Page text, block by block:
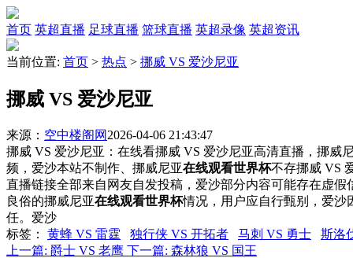
首页 英超直播 足球直播 篮球直播 英超录像 英超资讯
当前位置: 首页 > 热点 > 挪威 VS 爱沙尼亚
挪威 VS 爱沙尼亚
来源： 空中楼阁网 2026-04-06 21:43:47
挪威 VS 爱沙尼亚：在线看挪威 VS 爱沙尼亚高清直播，挪威
频，爱沙本站不制作、挪威尼亚在线观看世界杯不存挪威 VS
直播链接全部来自网友自发投稿，爱沙部分内容可能存在虚
良俗的挪威尼亚在线观看世界杯情况，用户应自行甄别，爱沙
任。爱沙
标签 ： 黄蜂 VS 雷霆 独行侠 VS 开拓者 马刺 VS 勇士
斯洛
上一篇: 爵士 VS 老鹰 下一篇: 森林狼 VS 国王